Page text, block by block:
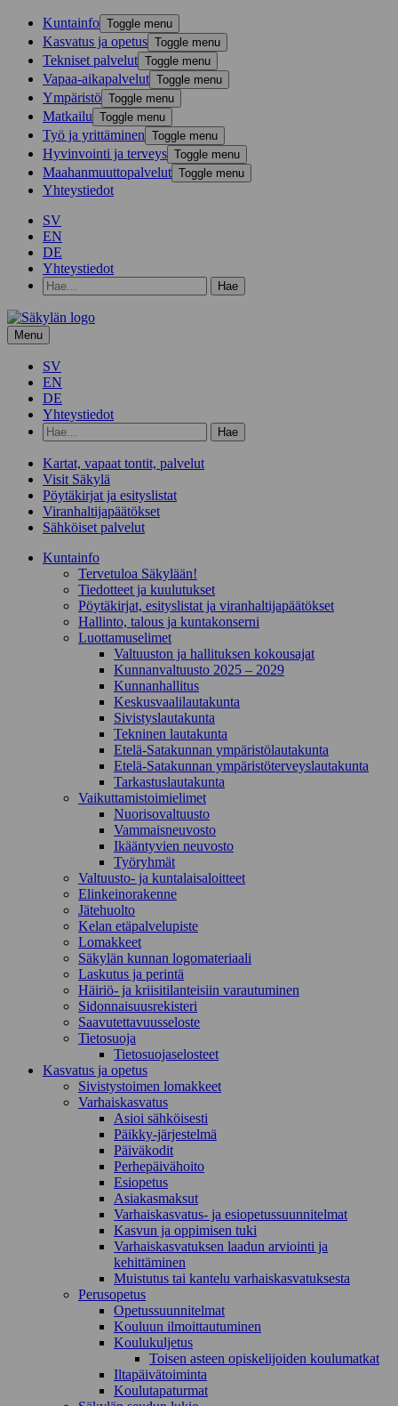
Kunta­info Toggle menu
Kasvatus ja opetus Toggle menu
Tekniset palvelut Toggle menu
Vapaa-aika­palvelut Toggle menu
Ympä­ristö Toggle menu
Mat­kailu Toggle menu
Työ ja yrittä­minen Toggle menu
Hyvinvointi ja terveys Toggle menu
Maahanmuuttopalvelut Toggle menu
Yhteystiedot
SV
EN
DE
Yhteystiedot
Hae
hakusanalla:
Menu
SV
EN
DE
Yhteystiedot
Hae
hakusanalla:
Kartat, vapaat tontit, palvelut
Visit Säkylä
Pöytäkirjat ja esityslistat
Viranhaltijapäätökset
Sähköiset palvelut
Kunta­info
Tervetuloa Säkylään!
Tiedotteet ja kuulutukset
Pöytäkirjat, esityslistat ja viranhaltijapäätökset
Hallinto, talous ja kuntakonserni
Luottamuselimet
Valtuuston ja hallituksen kokousajat
Kunnanvaltuusto 2025 – 2029
Kunnanhallitus
Keskusvaalilautakunta
Sivistyslautakunta
Tekninen lautakunta
Etelä-Satakunnan ympäristölautakunta
Etelä-Satakunnan ympäristöterveyslautakunta
Tarkastuslautakunta
Vaikuttamistoimielimet
Nuorisovaltuusto
Vammaisneuvosto
Ikääntyvien neuvosto
Työryhmät
Valtuusto- ja kuntalaisaloitteet
Elinkeinorakenne
Jätehuolto
Kelan etäpalvelupiste
Lomakkeet
Säkylän kunnan logomateriaali
Laskutus ja perintä
Häiriö- ja kriisitilanteisiin varautuminen
Sidonnaisuusrekisteri
Saavutettavuusseloste
Tietosuoja
Tietosuojaselosteet
Kasvatus ja opetus
Sivistystoimen lomakkeet
Varhaiskasvatus
Asioi sähköisesti
Päikky-järjestelmä
Päiväkodit
Perhepäivähoito
Esiopetus
Asiakasmaksut
Varhaiskasvatus- ja esiopetussuunnitelmat
Kasvun ja oppimisen tuki
Varhaiskasvatuksen laadun arviointi ja
kehittäminen
Muistutus tai kantelu varhaiskasvatuksesta
Perusopetus
Opetussuunnitelmat
Kouluun ilmoittautuminen
Koulukuljetus
Toisen asteen opiskelijoiden koulumatkat
Iltapäivätoiminta
Koulutapaturmat